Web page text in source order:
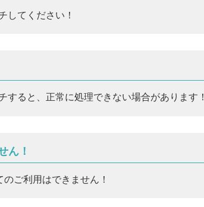
してください！
ると、正常に処理できない場合があります！
ん！
ご利用はできません！